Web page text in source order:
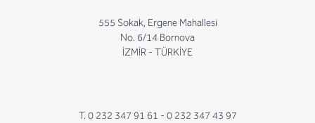
555 Sokak, Ergene Mahallesi
No. 6/14 Bornova
İZMİR - TÜRKİYE
T. 0 232 347 91 61 - 0 232 347 43 97